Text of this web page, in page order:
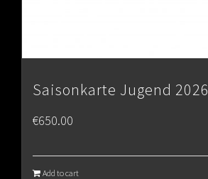
Saisonkarte Jugend 2026
€650.00
Add to cart